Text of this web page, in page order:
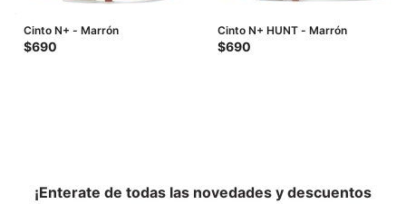
Cinto N+ - Marrón
$690
Cinto N+ HUNT - Marrón
$690
¡Enterate de todas las novedades y descuentos